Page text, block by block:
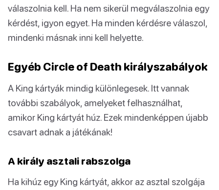
válaszolnia kell. Ha nem sikerül megválaszolnia egy
kérdést, igyon egyet. Ha minden kérdésre válaszol,
mindenki másnak inni kell helyette.
Egyéb Circle of Death királyszabályok
A King kártyák mindig különlegesek. Itt vannak
további szabályok, amelyeket felhasználhat,
amikor King kártyát húz. Ezek mindenképpen újabb
csavart adnak a játékának!
A király asztali rabszolga
Ha kihúz egy King kártyát, akkor az asztal szolgája